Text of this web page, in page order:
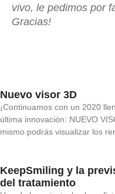
vivo, le pedimos por
Gracias!
Nuevo visor 3D
¡Continuamos con un 2020
última innovación: NUEVO
mismo podrás visualizar los
KeepSmiling y la
del tratamiento